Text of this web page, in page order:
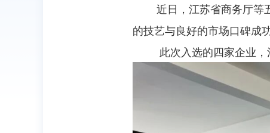
近日，江苏省商务厅等五
的技艺与良好的市场口碑成
此次入选的四家企业，涉